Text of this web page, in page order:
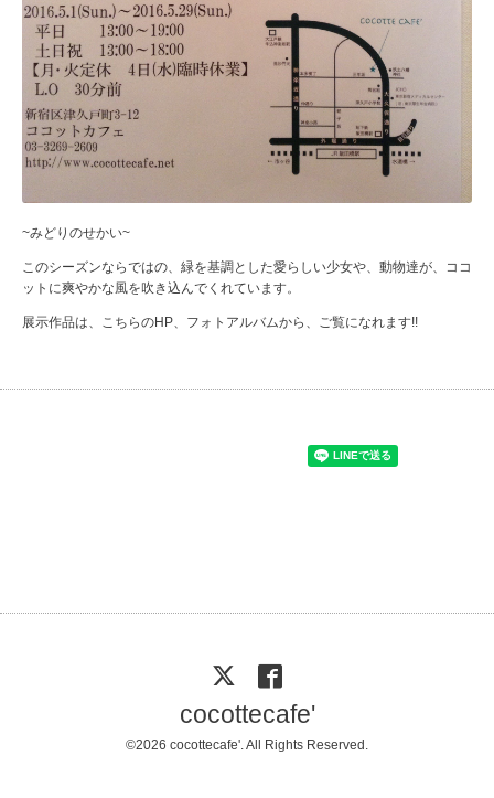
~みどりのせかい~
このシーズンならではの、緑を基調とした愛らしい少女や、動物達が、ココ
ットに爽やかな風を吹き込んでくれています。
展示作品は、こちらのHP、フォトアルバムから、ご覧になれます!!
cocottecafe'
©2026 cocottecafe' . All Rights Reserved.